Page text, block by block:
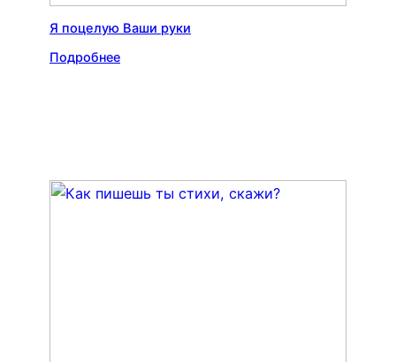
Я поцелую Ваши руки
Подробнее